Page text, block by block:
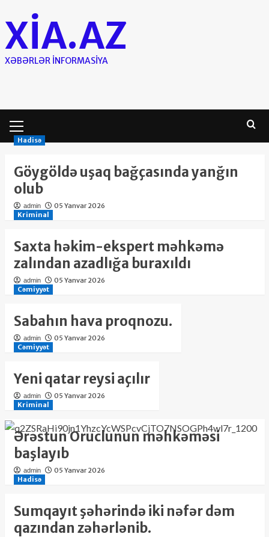
to
content
XIA.AZ
XƏBƏRLƏR INFORMASIYA
Menu
Hadisə
Göygöldə uşaq bağçasında yanğın
olub
admin
05 Yanvar 2026
Kriminal
Saxta həkim-ekspert məhkəmə
zalından azadlığa buraxıldı
admin
05 Yanvar 2026
Cəmiyyət
Sabahın hava proqnozu.
admin
05 Yanvar 2026
Cəmiyyət
Yeni qatar reysi açılır
admin
05 Yanvar 2026
Kriminal
Ərəstun Oruclunun məhkəməsi
başlayıb
admin
05 Yanvar 2026
Hadisə
Sumqayıt şəhərində iki nəfər dəm
qazından zəhərlənib.